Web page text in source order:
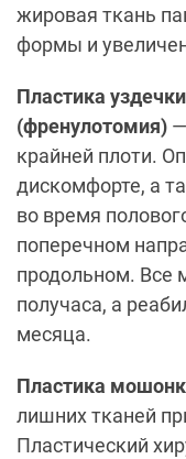
жировая ткань
формы и
Пластика
(френулотомия)
крайней плоти.
дискомфорте, а
во время
поперечном
продольном. Все
получаса, а
месяца.
Пластика
лишних тканей
Пластический